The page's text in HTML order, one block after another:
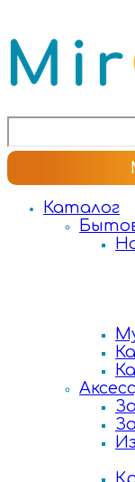
Каталог